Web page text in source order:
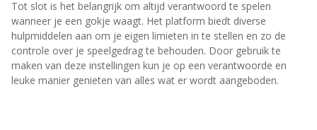
Tot slot is het belangrijk om altijd verantwoord te spelen
wanneer je een gokje waagt. Het platform biedt diverse
hulpmiddelen aan om je eigen limieten in te stellen en zo de
controle over je speelgedrag te behouden. Door gebruik te
maken van deze instellingen kun je op een verantwoorde en
leuke manier genieten van alles wat er wordt aangeboden.